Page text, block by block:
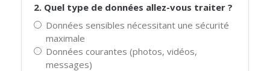
2. Quel type de données allez-vous traiter ?
Données sensibles nécessitant une sécurité
maximale
Données courantes (photos, vidéos,
messages)